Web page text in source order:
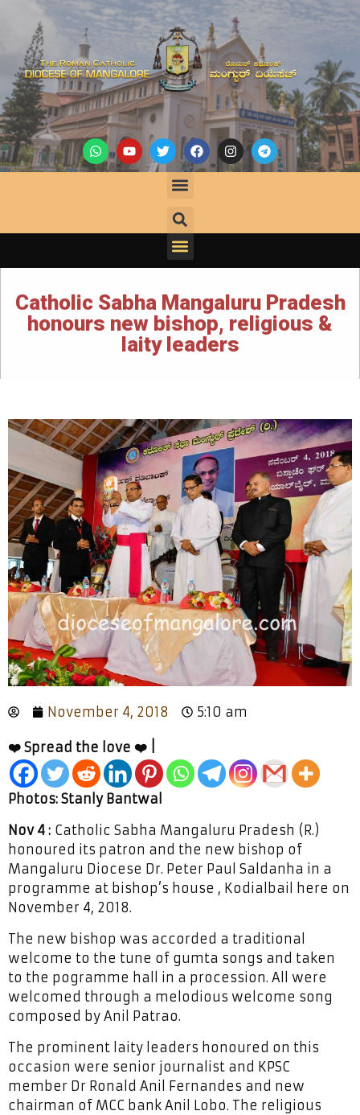
Catholic Sabha Mangaluru Pradesh
honours new bishop, religious &
laity leaders
November 4, 2018 5:10 am
❤️ Spread the love ❤️ |
Photos: Stanly Bantwal
Nov 4 : Catholic Sabha Mangaluru Pradesh (R.)
honoured its patron and the new bishop of
Mangaluru Diocese Dr. Peter Paul Saldanha in a
programme at bishop’s house , Kodialbail here on
November 4, 2018.
The new bishop was accorded a traditional
welcome to the tune of gumta songs and taken
to the pogramme hall in a procession. All were
welcomed through a melodious welcome song
composed by Anil Patrao.
The prominent laity leaders honoured on this
occasion were senior journalist and KPSC
member Dr Ronald Anil Fernandes and new
chairman of MCC bank Anil Lobo. The religious